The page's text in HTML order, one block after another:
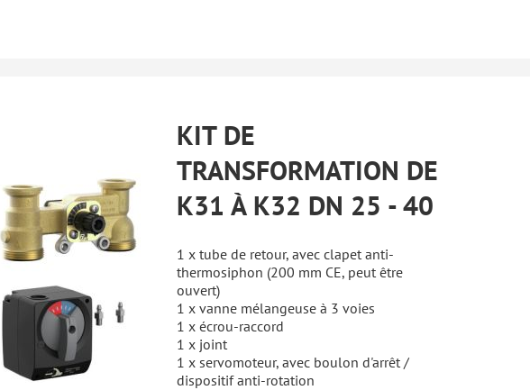
KIT DE
TRANSFORMATION DE
K31 À K32 DN 25 - 40
1 x tube de retour, avec clapet anti-
thermosiphon (200 mm CE, peut être
ouvert)
1 x vanne mélangeuse à 3 voies
1 x écrou-raccord
1 x joint
1 x servomoteur, avec boulon d'arrêt /
dispositif anti-rotation